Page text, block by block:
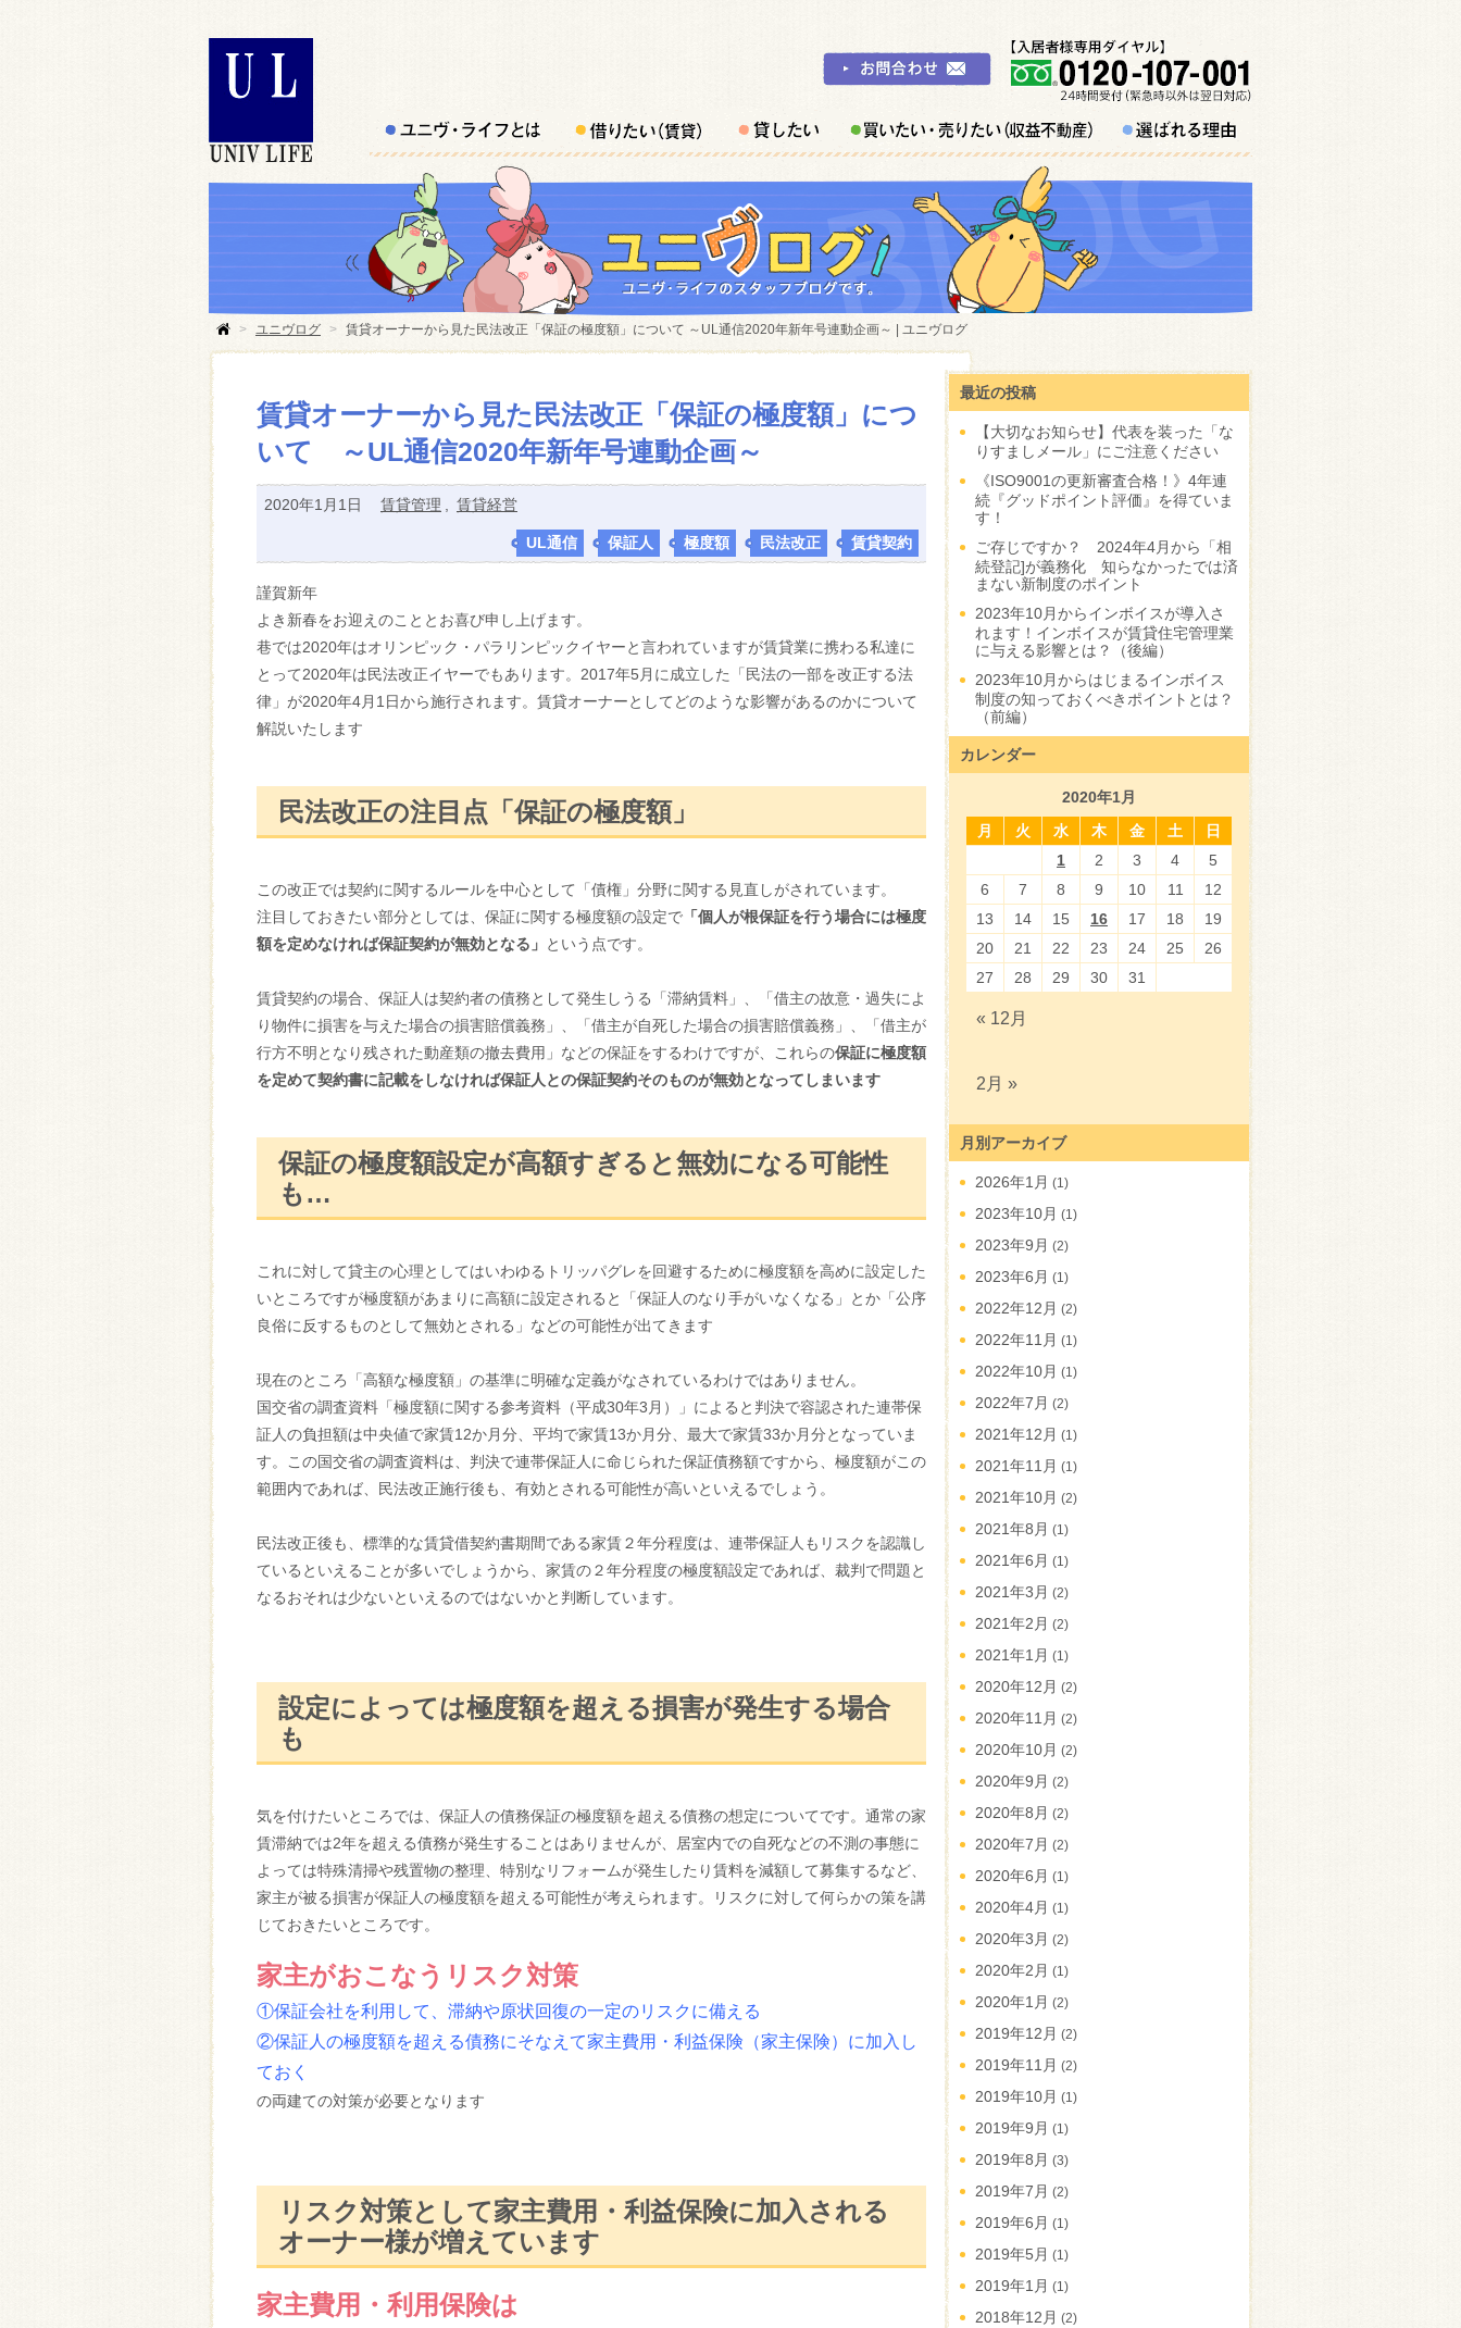
> ユニヴログ > 賃貸オーナーから見た民法改正「保証の極度額」について ～UL通信2020年新年号連動企画～ | ユニヴログ
賃貸オーナーから見た民法改正「保証の極度額」につ
いて ～UL通信2020年新年号連動企画～
2020年1月1日 賃貸管理 賃貸経営
UL通信 保証人 極度額 民法改正 賃貸契約
謹賀新年
よき新春をお迎えのこととお喜び申し上げます。
巷では2020年はオリンピック・パラリンピックイヤーと言われていますが賃貸業に携わる私達に
とって2020年は民法改正イヤーでもあります。2017年5月に成立した「民法の一部を改正する法
律」が2020年4月1日から施行されます。賃貸オーナーとしてどのような影響があるのかについて
解説いたします
民法改正の注目点「保証の極度額」
この改正では契約に関するルールを中心として「債権」分野に関する見直しがされています。
注目しておきたい部分としては、保証に関する極度額の設定で 「個人が根保証を行う場合には極度
額を定めなければ保証契約が無効となる」 という点です。
賃貸契約の場合、保証人は契約者の債務として発生しうる「滞納賃料」、「借主の故意・過失によ
り物件に損害を与えた場合の損害賠償義務」、「借主が自死した場合の損害賠償義務」、「借主が
行方不明となり残された動産類の撤去費用」などの保証をするわけですが、これらの保証に極度額
を定めて契約書に記載をしなければ保証人との保証契約そのものが無効となってしまいます
保証の極度額設定が高額すぎると無効になる可能性
も…
これに対して貸主の心理としてはいわゆるトリッパグレを回避するために極度額を高めに設定した
いところですが極度額があまりに高額に設定されると「保証人のなり手がいなくなる」とか「公序
良俗に反するものとして無効とされる」などの可能性が出てきます
現在のところ「高額な極度額」の基準に明確な定義がなされているわけではありません。
国交省の調査資料「極度額に関する参考資料（平成30年3月）」によると判決で容認された連帯保
証人の負担額は中央値で家賃12か月分、平均で家賃13か月分、最大で家賃33か月分となっていま
す。この国交省の調査資料は、判決で連帯保証人に命じられた保証債務額ですから、極度額がこの
範囲内であれば、民法改正施行後も、有効とされる可能性が高いといえるでしょう。
民法改正後も、標準的な賃貸借契約書期間である家賃２年分程度は、連帯保証人もリスクを認識し
ているといえることが多いでしょうから、家賃の２年分程度の極度額設定であれば、裁判で問題と
なるおそれは少ないといえるのではないかと判断しています。
設定によっては極度額を超える損害が発生する場合
も
気を付けたいところでは、保証人の債務保証の極度額を超える債務の想定についてです。通常の家
賃滞納では2年を超える債務が発生することはありませんが、居室内での自死などの不測の事態に
よっては特殊清掃や残置物の整理、特別なリフォームが発生したり賃料を減額して募集するなど、
家主が被る損害が保証人の極度額を超える可能性が考えられます。リスクに対して何らかの策を講
じておきたいところです。
家主がおこなうリスク対策
①保証会社を利用して、滞納や原状回復の一定のリスクに備える
②保証人の極度額を超える債務にそなえて家主費用・利益保険（家主保険）に加入し
ておく
の両建ての対策が必要となります
リスク対策として家主費用・利益保険に加入される
オーナー様が増えています
家主費用・利用保険は
最近の投稿
【大切なお知らせ】代表を装った「な
りすましメール」にご注意ください
《ISO9001の更新審査合格！》4年連
続『グッドポイント評価』を得ていま
す！
ご存じですか？ 2024年4月から「相
続登記]が義務化 知らなかったでは済
まない新制度のポイント
2023年10月からインボイスが導入さ
れます！インボイスが賃貸住宅管理業
に与える影響とは？（後編）
2023年10月からはじまるインボイス
制度の知っておくべきポイントとは？
（前編）
カレンダー
2020年1月
月
火 水 木 金 土
日
1
2 3 4
5
6
7 8 9 10 11
12
13
14 15 16 17 18
19
20
21 22 23 24 25
26
27
28 29 30 31
« 12月
2月 »
月別アーカイブ
2026年1月 (1)
2023年10月 (1)
2023年9月 (2)
2023年6月 (1)
2022年12月 (2)
2022年11月 (1)
2022年10月 (1)
2022年7月 (2)
2021年12月 (1)
2021年11月 (1)
2021年10月 (2)
2021年8月 (1)
2021年6月 (1)
2021年3月 (2)
2021年2月 (2)
2021年1月 (1)
2020年12月 (2)
2020年11月 (2)
2020年10月 (2)
2020年9月 (2)
2020年8月 (2)
2020年7月 (2)
2020年6月 (1)
2020年4月 (1)
2020年3月 (2)
2020年2月 (1)
2020年1月 (2)
2019年12月 (2)
2019年11月 (2)
2019年10月 (1)
2019年9月 (1)
2019年8月 (3)
2019年7月 (2)
2019年6月 (1)
2019年5月 (1)
2019年1月 (1)
2018年12月 (2)